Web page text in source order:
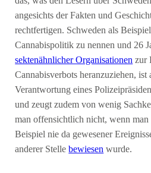
angesichts der Fakten und
rechtfertigen. Schweden als
Cannabispolitik zu nennen und 26
sektenähnlicher Organisationen zur
Cannabisverbots heranzuziehen, ist
Verantwortung eines
und zeugt zudem von wenig
man offensichtlich nicht, wenn man
Beispiel nie da gewesener
anderer Stellebewiesen wurde.